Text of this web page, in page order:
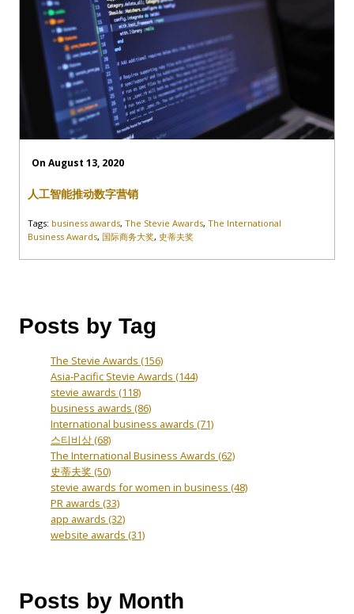
On August 13, 2020
人工智能推动数字营销
Tags: business awards, The Stevie Awards, The International
Business Awards, 国际商务大奖, 史蒂夫奖
Posts by Tag
The Stevie Awards (156)
Asia-Pacific Stevie Awards (144)
stevie awards (118)
business awards (86)
International business awards (71)
스티비상(68)
The International Business Awards (62)
史蒂夫奖 (50)
stevie awards for women in business (48)
PR awards (33)
app awards (32)
website awards (31)
Posts by Month